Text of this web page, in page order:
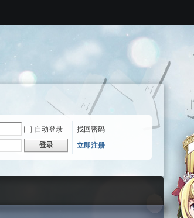
自动登录
找回密码
登录 立即注册